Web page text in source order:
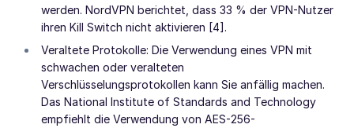
werden. NordVPN berichtet, dass 33 % der VPN-Nutzer
ihren Kill Switch nicht aktivieren [4].
Veraltete Protokolle: Die Verwendung eines VPN mit
schwachen oder veralteten
Verschlüsselungsprotokollen kann Sie anfällig machen.
Das National Institute of Standards and Technology
empfiehlt die Verwendung von AES-256-